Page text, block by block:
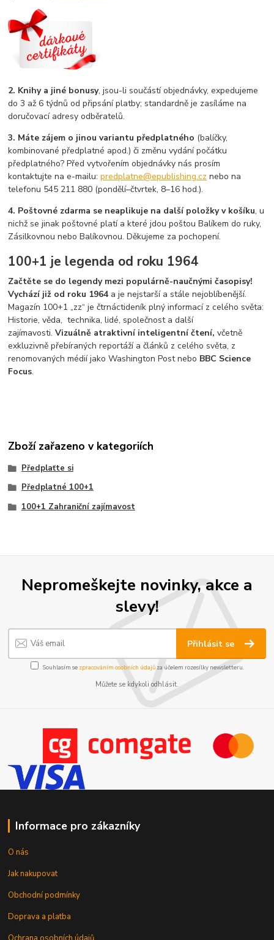
2. Knihy a jiné bonusy, jsou-li součástí objednávky, expedujeme
do 3 až 6 týdnů od připsání platby; standardně je zasíláme na
doručovací adresy odběratelů.
3. Máte zájem o jinou variantu předplatného (balíčky,
kombinované předplatné apod.) či změnu vydání počátku
předplatného? Před vytvořením objednávky nás prosím
kontaktujte na e-mailu:predplatne@epublishing.cz nebo na
telefonu 545 211 880 (pondělí–čtvrtek, 8–16 hod.).
4. Poštovné zdarma se neaplikuje na další položky v košíku, u
nichž se jinak poštovné platí a které jdou poštou Balíkem do ruky,
Zásilkovnou nebo Balíkovnou. Děkujeme za pochopení.
100+1 je legenda od roku 1964
Začtěte se do legendy mezi populárně-naučnými časopisy!
Vychází již od roku 1964 a je nejstarší a stále nejoblíbenější.
Magazín 100+1 „zz“ je čtrnáctideník plný informací z celého světa:
Historie, věda, technika, lidé, společnost a další
zajímavosti.Vizuálně atraktivní inteligentní čtení, včetně
exkluzivně přebíraných reportáží a článků z celého světa, z
renomovaných médií jako Washington Post nebo BBC Science
Focus.
Zboží zařazeno v kategoriích
Předplaťte si
Předplatné 100+1
100+1 Zahraniční zajímavost
Nepromeškejte novinky, akce a
slevy!
Přihlásit se
Souhlasím se zpracováním osobních údajůza účelem rozesílky newsletteru.
Můžete se kdykoli odhlásit.
Informace pro zákazníky
O nás
Jak nakupovat
Obchodní podmínky
Doprava a platba